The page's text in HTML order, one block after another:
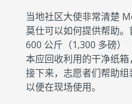
当地社区大使非常清楚
莫仕可以如何提供帮助
600 公斤（1,300 多磅）
本应回收利用的干净纸箱
接下来，志愿者们帮助组
以便在现场使用。